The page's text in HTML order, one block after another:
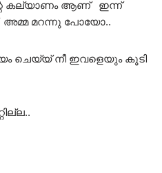
കല്യാണം ആണ് ഇന്ന്
മറന്നു പോയോ..
ചെയ്യ് നീ ഇവളെയും കൂടി